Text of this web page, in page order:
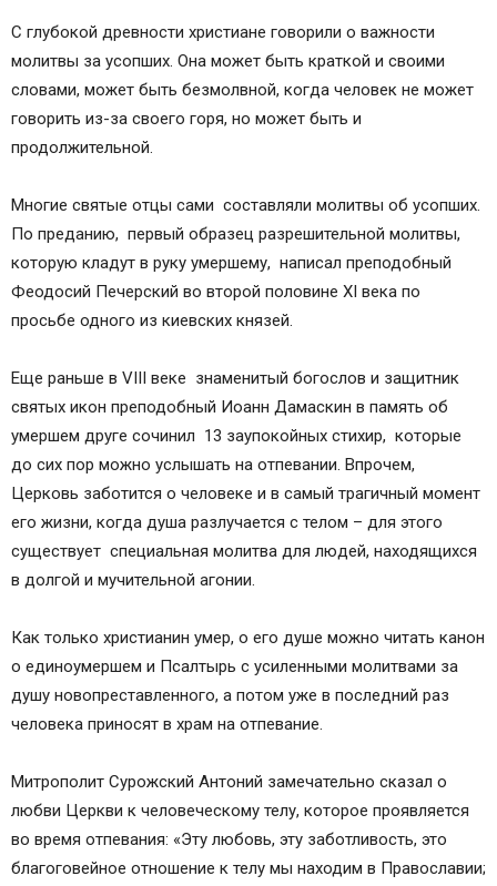
Молитва об усопшей бабушке
Молитва об усопшем дедушке
Молитвы об усопшем ребенке
Молитва об усопшей дочери
Молитва о усопшем сыне
Молитвы об усопшей жене
Молитвы об усопшем на кладбище
Последование литии для мирян
Короткая молитва об усопшем
Молитвы об усопших на русском
Молитвы за некрещеных усопших
Молитва об умершем некрещеным, св. мученику
Молитва о новопреставленном усопшем
Молитвы об усопших воинах
Молитва Богородице об усопших
С глубокой древности христиане говорили о важности
молитвы за усопших. Она может быть краткой и своими
словами, может быть безмолвной, когда человек не может
говорить из-за своего горя, но может быть и
продолжительной.
Многие святые отцы сами составляли молитвы об усопших.
По преданию, первый образец разрешительной молитвы,
которую кладут в руку умершему, написал преподобный
Феодосий Печерский во второй половине XI века по
просьбе одного из киевских князей.
Еще раньше в VIII веке знаменитый богослов и защитник
святых икон преподобный Иоанн Дамаскин в память об
умершем друге сочинил 13 заупокойных стихир, которые
до сих пор можно услышать на отпевании. Впрочем,
Церковь заботится о человеке и в самый трагичный момент
его жизни, когда душа разлучается с телом – для этого
существует специальная молитва для людей, находящихся
в долгой и мучительной агонии.
Как только христианин умер, о его душе можно читать канон
о единоумершем и Псалтырь с усиленными молитвами за
душу новопреставленного, а потом уже в последний раз
человека приносят в храм на отпевание.
Митрополит Сурожский Антоний замечательно сказал о
любви Церкви к человеческому телу, которое проявляется
во время отпевания: «Эту любовь, эту заботливость, это
благоговейное отношение к телу мы находим в Православии;